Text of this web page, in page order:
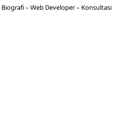
Biografi– Web Developer– Konsultasi